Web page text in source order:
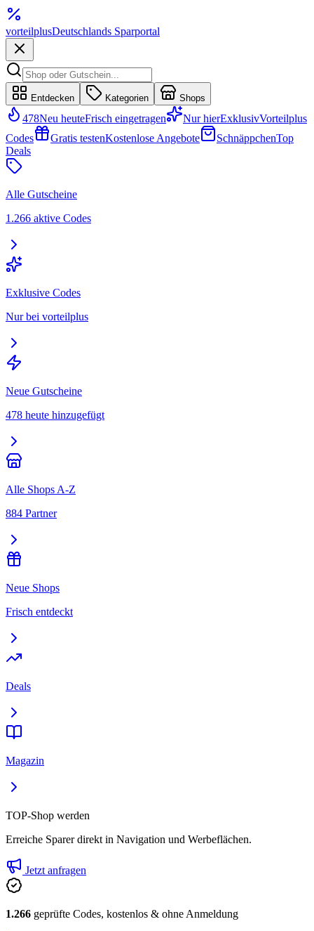
vorteilplusDeutschlands Sparportal
Entdecken Kategorien Shops
478Neu heuteFrisch eingetragen Nur hierExklusivVorteilplus
Codes
Gratis testenKostenlose Angebote SchnäppchenTop
Deals
Alle Gutscheine
1.266 aktive Codes
Exklusive Codes
Nur bei vorteilplus
Neue Gutscheine
478 heute hinzugefügt
Alle Shops A-Z
884 Partner
Neue Shops
Frisch entdeckt
Deals
Magazin
TOP-Shop werden
Erreiche Sparer direkt in Navigation und Werbeflächen.
Jetzt anfragen
1.266 geprüfte Codes, kostenlos & ohne Anmeldung